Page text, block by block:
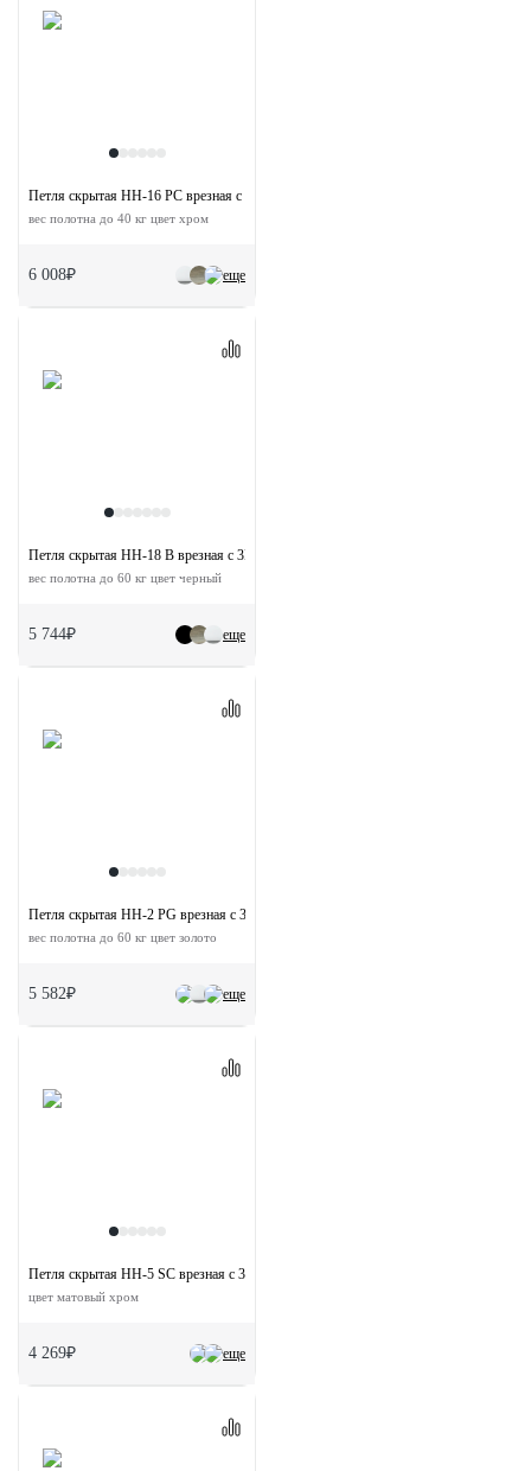
еще
Петля скрытая HH-16 PC врезная с 3D-регулировкой
вес полотна до 40 кг цвет хром
6 008₽
еще
Петля скрытая HH-18 B врезная с 3D-регулировкой
вес полотна до 60 кг цвет черный
5 744₽
еще
Петля скрытая HH-2 PG врезная с 3D-регулировкой
вес полотна до 60 кг цвет золото
5 582₽
еще
Петля скрытая HH-5 SC врезная с 3D-регулировкой вес полотна до 40 кг
цвет матовый хром
4 269₽